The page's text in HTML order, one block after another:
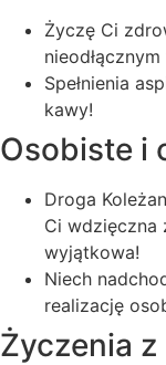
Życzę Ci
Spełnienia
kawy!
Osobiste i
Droga
Ci wdzięczna
wyjątkowa!
Niech
realizację
Życzenia